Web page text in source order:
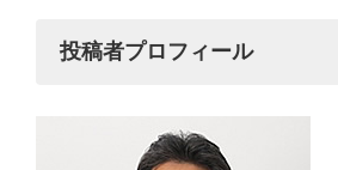
投稿者プロフィール